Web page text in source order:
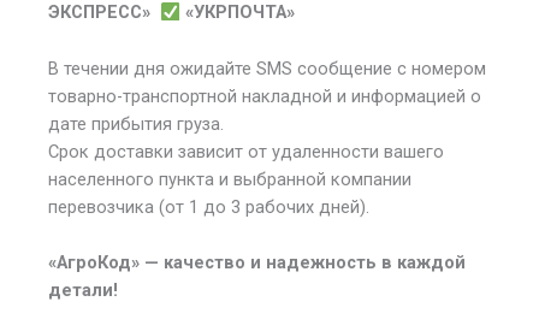
ЭКСПРЕСС»
«УКРПОЧТА»
В течении дня ожидайте SMS сообщение с номером
товарно-транспортной накладной и информацией о
дате прибытия груза.
Срок доставки зависит от удаленности вашего
населенного пункта и выбранной компании
перевозчика (от 1 до 3 рабочих дней).
«АгроКод» — качество и надежность в каждой
детали!